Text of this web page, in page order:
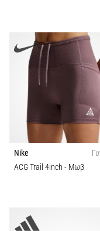
Nike
ACG Trail 4inch - Μωβ